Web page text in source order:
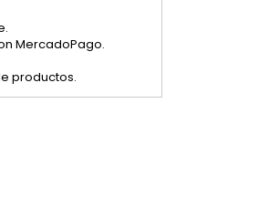
MercadoPago.
productos.